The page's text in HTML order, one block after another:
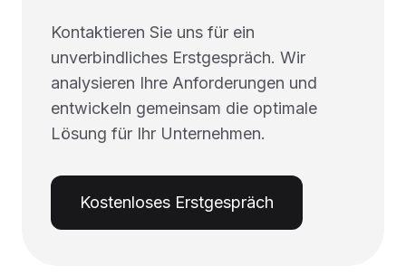
Kontaktieren Sie uns für ein
unverbindliches Erstgespräch. Wir
analysieren Ihre Anforderungen und
entwickeln gemeinsam die optimale
Lösung für Ihr Unternehmen.
Kostenloses Erstgespräch